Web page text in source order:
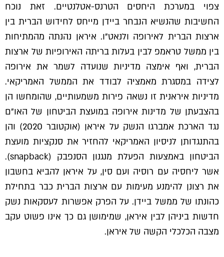
צפוי במערכת היחסים הטרנס-אטלנטיים. זאת נוכח
החשיבות שהנשיא הנבחר ביידן מייחס לחידוש הברית בין
ארצות הברית לאירופה ולנאט"ו. איראן נהנתה מהמתיחות
בין ממשל טראמפ לבין בעלות בריתה האירופיות של ארצות
הברית, ואף אימצה מדיניות שנועדה לשמר את אירופה
לצידה במסגרת מאמציה לבודד את הממשל האמריקאי.
מדיניות איראנית זו נשאה פירות משמעותיים, שהומחשו הן
בהצבעתן של מדינות אירופה במועצת הביטחון של האו"ם
נגד הארכת אמברגו הנשק על איראן (אוקטובר 2020) והן
בהתנגדותן לניסיון האמריקאי להחזיר את סנקציות מועצת
הביטחון באמצעות הפעלת מנגנון הסנפבק (snapback).
אשר ליחסיה עם רוסיה ועם סין, על איראן להביא בחשבון
את רצונן להימנע מעימות עם ארצות הברית כבר בתחילת
כהונתו של ממשל ביידן. על הפרק אפשרות לעסקאות נשק
חדשות ביניהן לבין איראן, שמימושן גם כך אינו פשוט עקב
מצבה הכלכלי הקשה של איראן.